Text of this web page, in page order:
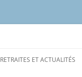
RETRAITES ET ACTUALITÉS